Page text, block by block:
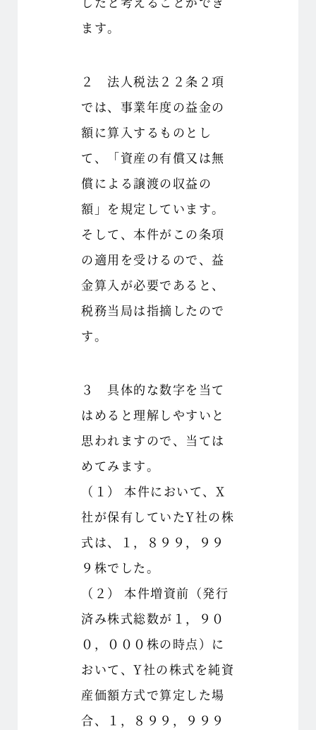
ます。
２ 法人税法２２条２項
では、事業年度の益金の
額に算入するものとし
て、「資産の有償又は無
償による譲渡の収益の
額」を規定しています。
そして、本件がこの条項
の適用を受けるので、益
金算入が必要であると、
税務当局は指摘したので
す。
３ 具体的な数字を当て
はめると理解しやすいと
思われますので、当ては
めてみます。
（１） 本件において、X
社が保有していたY社の株
式は、１，８９９，９９
９株でした。
（２） 本件増資前（発行
済み株式総数が１，９０
０，０００株の時点）に
おいて、Y社の株式を純資
産価額方式で算定した場
合、１，８９９，９９９